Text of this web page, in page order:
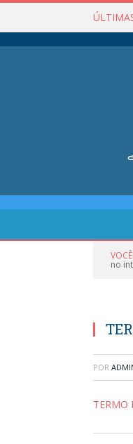
no
POR
TERMO